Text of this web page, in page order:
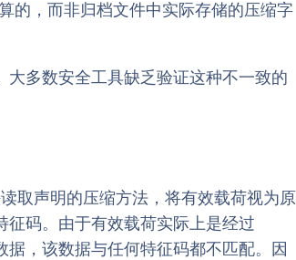
的，而非归档文件中实际存储的压缩字
多数安全工具缺乏验证这种不一致的
取声明的压缩方法，将有效载荷视为原
码。由于有效载荷实际上是经过
据，该数据与任何特征码都不匹配。因